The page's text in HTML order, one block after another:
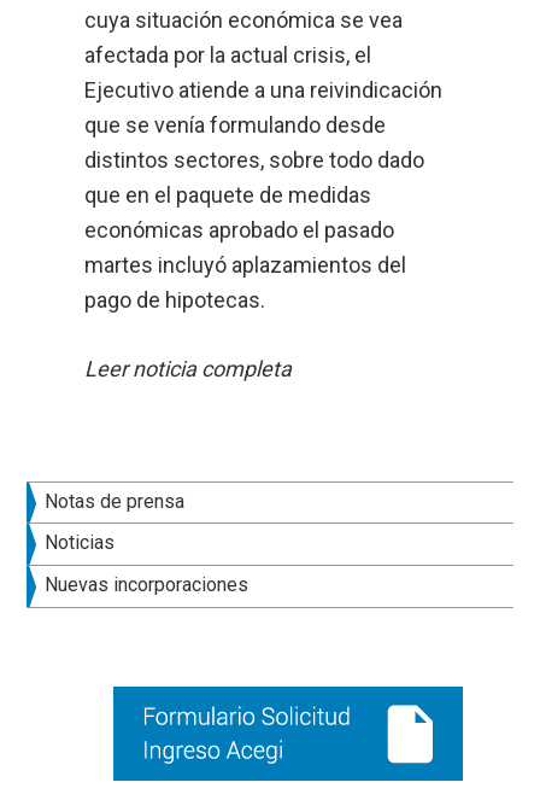
cuya situación económica se vea
afectada por la actual crisis, el
Ejecutivo atiende a una reivindicación
que se venía formulando desde
distintos sectores, sobre todo dado
que en el paquete de medidas
económicas aprobado el pasado
martes incluyó aplazamientos del
pago de hipotecas.
Leer noticia completa
Barra
lateral
principal
Notas de prensa
Noticias
Nuevas incorporaciones